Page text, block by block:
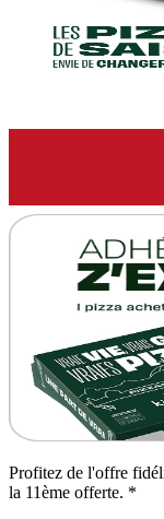
Profitez de l'offre
la 11ème offerte. *